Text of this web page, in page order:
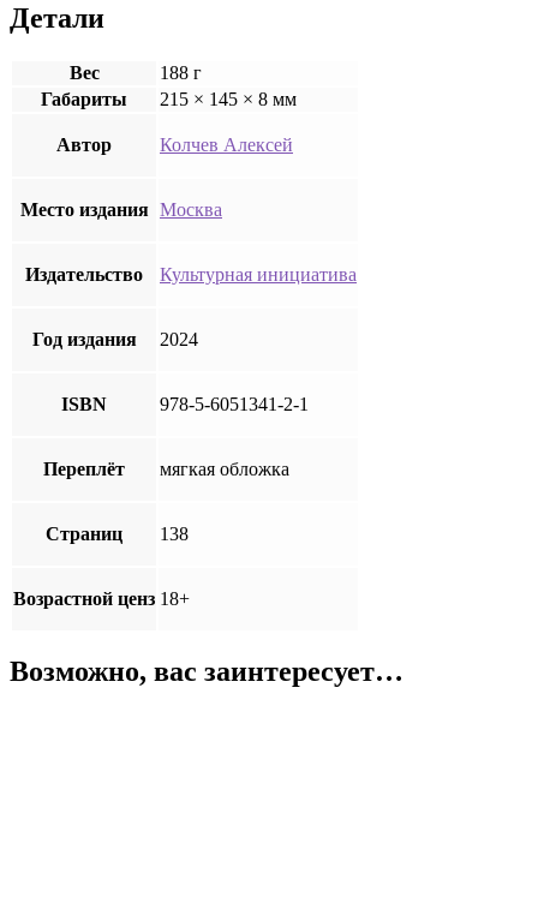
Детали
Вес
188 г
Габариты
215 × 145 × 8 мм
Автор Колчев Алексей
Место издания Москва
Издательство Культурная инициатива
Год издания 2024
ISBN 978-5-6051341-2-1
Переплёт мягкая обложка
Страниц 138
Возрастной ценз 18+
Возможно, вас заинтересует…